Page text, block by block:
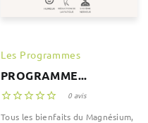
Les Programmes
PROGRAMME...
 0 avis
Tous les bienfaits du Magnésium,